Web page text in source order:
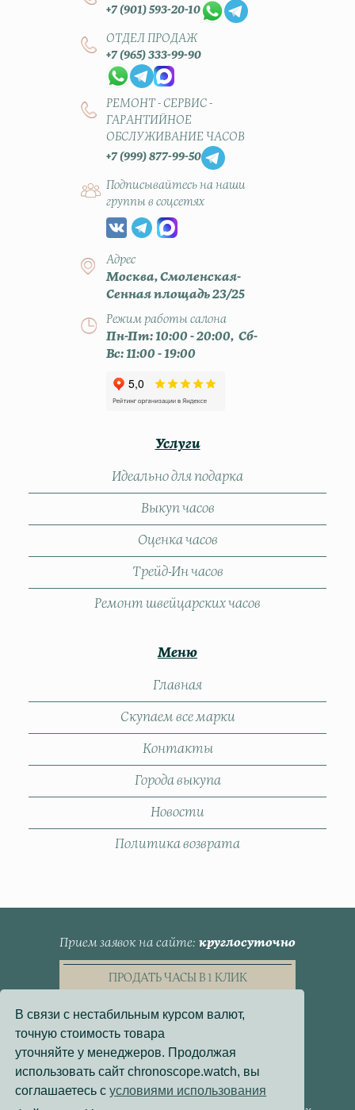
+7 (901) 593-20-10
ОТДЕЛ ПРОДАЖ
+7 (965) 333-99-90
РЕМОНТ - СЕРВИС -
ГАРАНТИЙНОЕ
ОБСЛУЖИВАНИЕ ЧАСОВ
+7 (999) 877-99-50
Подписывайтесь на наши
группы в соцсетях
Адрес
Москва, Смоленская-
Сенная площадь 23/25
Режим работы салона
Пн-Пт: 10:00 - 20:00, Сб-
Вс: 11:00 - 19:00
Услуги
Идеально для подарка
Выкуп часов
Оценка часов
Трейд-Ин часов
Ремонт швейцарских часов
Меню
Главная
Скупаем все марки
Контакты
Города выкупа
Новости
Политика возврата
Прием заявок на сайте круглосуточно
ПРОДАТЬ ЧАСЫ В 1 КЛИК
Пользовательское Соглашение
Политика конфиденциальности
В связи с нестабильным курсом валют,
точную стоимость товара
уточняйте у менеджеров. Продолжая
использовать сайт chronoscope.watch, вы
соглашаетесь сусловиями использования